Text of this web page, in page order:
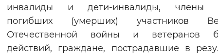
Звуковой ассистент
Воспроизвести Остановить
инвалиды и дети-инвалиды, члены
погибших (умерших) участников
Отечественной войны и ветеранов
действий, граждане, пострадавшие в